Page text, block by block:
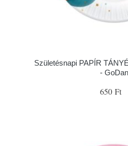
Születésnapi PAPÍR
- GoDan
650 Ft